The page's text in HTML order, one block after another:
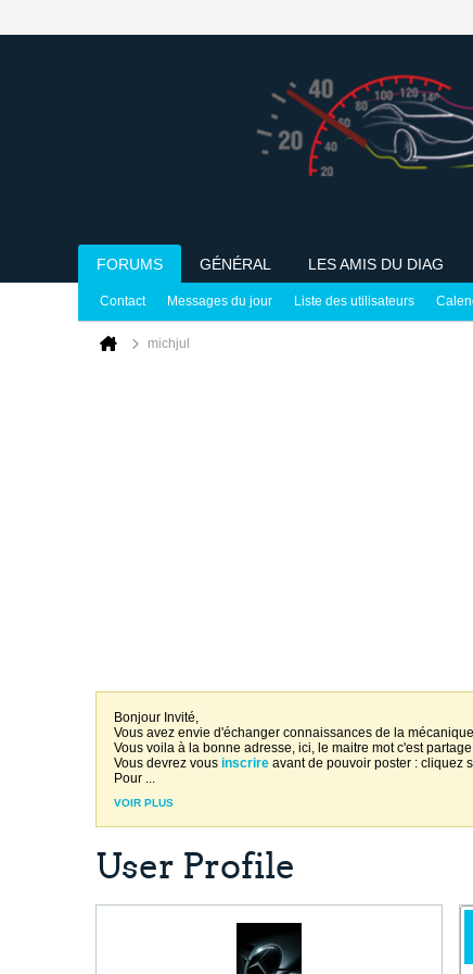
FORUMS GÉNÉRAL LES AMIS DU DIAG
Contact Messages du jour Liste des utilisateurs
michjul
Bonjour Invité,
Vous avez envie d'échanger connaissances de la
Vous voila à la bonne adresse, ici, le maitre mot c'est
Vous devrez vous inscrire avant de pouvoir poster : cliquez
Pour ...
VOIR PLUS
User Profile